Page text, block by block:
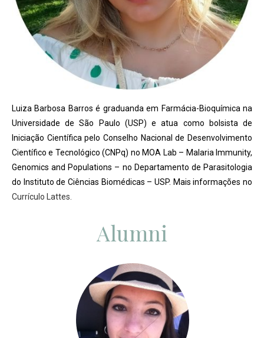
Luiza Barbosa Barros é graduanda em Farmácia-Bioquímica na
Universidade de São Paulo (USP) e atua como bolsista de
Iniciação Científica pelo Conselho Nacional de Desenvolvimento
Científico e Tecnológico (CNPq) no MOA Lab – Malaria Immunity,
Genomics and Populations – no Departamento de Parasitologia
do Instituto de Ciências Biomédicas – USP. Mais informações no
Currículo Lattes.
Alumni